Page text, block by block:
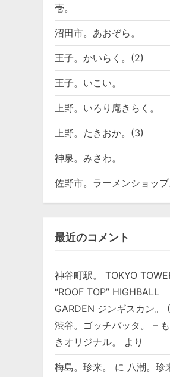
壱。
沼田市。あおぞら。
王子。かいらく。(2)
王子。いこい。
上野。いろり庵きらく。
上野。たきおか。(3)
神泉。みさわ。
佐野市。ラーメンショップ
最近のコメント
神谷町駅。 TOKYO
“ROOF TOP” HIGHBALL
GARDEN ジンギスカン。
渋谷。ゴッチバッタ。 –
きオリジナル。
より
梅島。珍来。 に 八潮。珍